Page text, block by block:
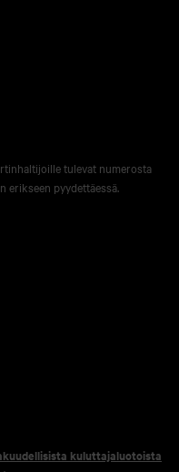
tulevat numerosta
erikseen pyydettäessä.
kuluttajaluotoista